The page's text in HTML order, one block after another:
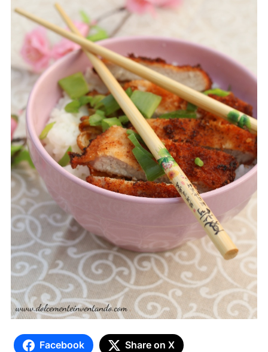
Facebook Share on X